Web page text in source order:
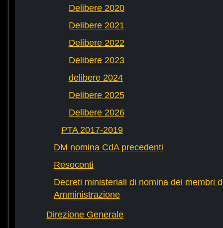
Delibere 2020
Delibere 2021
Delibere 2022
Delibere 2023
delibere 2024
Delibere 2025
Delibere 2026
PTA 2017-2019
DM nomina CdA precedenti
Resoconti
Decreti ministeriali di nomina dei membri
Amministrazione
Direzione Generale